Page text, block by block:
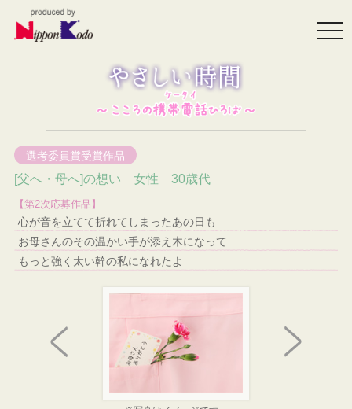
選考委員賞受賞作品
[父へ・母へ]の想い 女性 30歳代
【第2次応募作品】
心が音を立てて折れてしまったあの日も
お母さんのその温かい手が添え木になって
もっと強く太い幹の私になれたよ